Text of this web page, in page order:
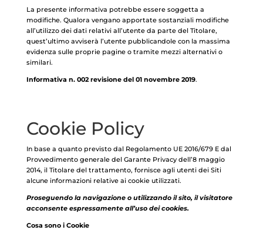
La presente informativa potrebbe essere soggetta a
modifiche. Qualora vengano apportate sostanziali modifiche
all’utilizzo dei dati relativi all’utente da parte del Titolare,
quest’ultimo avviserà l’utente pubblicandole con la massima
evidenza sulle proprie pagine o tramite mezzi alternativi o
similari.
Informativa n. 002 revisione del 01 novembre 2019.
Cookie Policy
In base a quanto previsto dal Regolamento UE 2016/679 E dal
Provvedimento generale del Garante Privacy dell’8 maggio
2014, il Titolare del trattamento, fornisce agli utenti dei Siti
alcune informazioni relative ai cookie utilizzati.
Proseguendo la navigazione o utilizzando il sito, il visitatore
acconsente espressamente all’uso dei cookies.
Cosa sono i Cookie